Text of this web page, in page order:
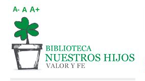
A- A A+